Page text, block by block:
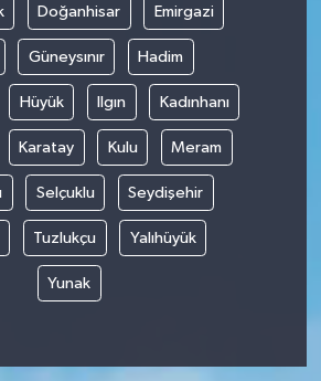
Doğanhisar Emirgazi
Güneysınır Hadim
Hüyük Ilgın Kadınhanı
Karatay Kulu Meram
Selçuklu Seydişehir
Tuzlukçu Yalıhüyük
Yunak